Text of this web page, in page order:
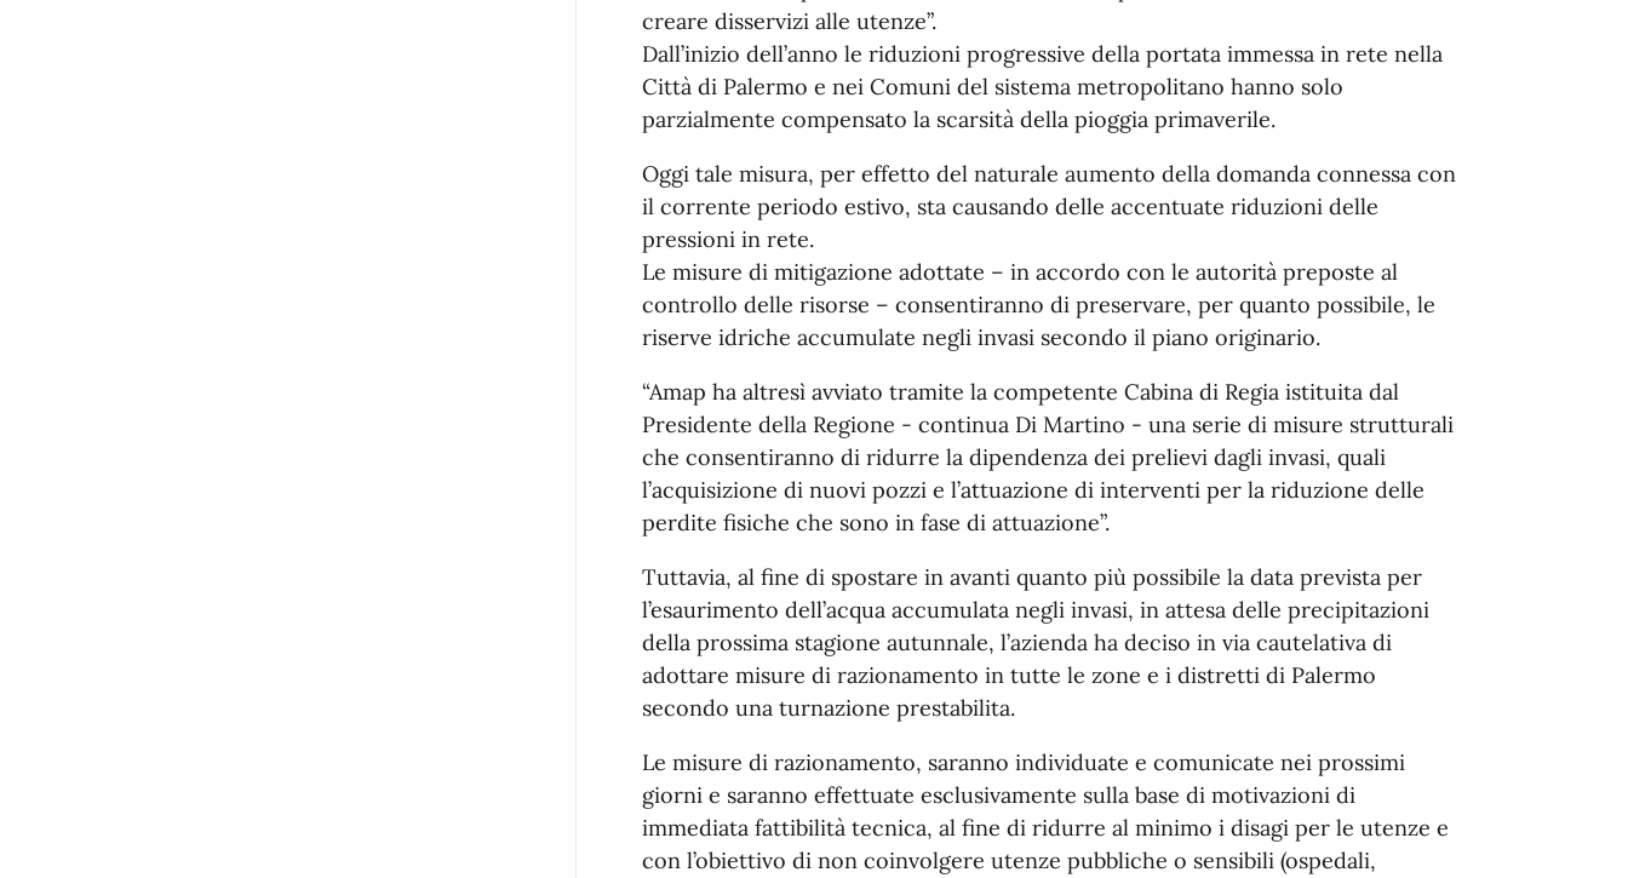
creare disservizi alle utenze”.
Dall’inizio dell’anno le riduzioni progressive della portata immessa in rete nella
Città di Palermo e nei Comuni del sistema metropolitano hanno solo
parzialmente compensato la scarsità della pioggia primaverile.
Oggi tale misura, per effetto del naturale aumento della domanda connessa con
il corrente periodo estivo, sta causando delle accentuate riduzioni delle
pressioni in rete.
Le misure di mitigazione adottate – in accordo con le autorità preposte al
controllo delle risorse – consentiranno di preservare, per quanto possibile, le
riserve idriche accumulate negli invasi secondo il piano originario.
“Amap ha altresì avviato tramite la competente Cabina di Regia istituita dal
Presidente della Regione - continua Di Martino - una serie di misure strutturali
che consentiranno di ridurre la dipendenza dei prelievi dagli invasi, quali
l’acquisizione di nuovi pozzi e l’attuazione di interventi per la riduzione delle
perdite fisiche che sono in fase di attuazione”.
Tuttavia, al fine di spostare in avanti quanto più possibile la data prevista per
l’esaurimento dell’acqua accumulata negli invasi, in attesa delle precipitazioni
della prossima stagione autunnale, l’azienda ha deciso in via cautelativa di
adottare misure di razionamento in tutte le zone e i distretti di Palermo
secondo una turnazione prestabilita.
Le misure di razionamento, saranno individuate e comunicate nei prossimi
giorni e saranno effettuate esclusivamente sulla base di motivazioni di
immediata fattibilità tecnica, al fine di ridurre al minimo i disagi per le utenze e
con l’obiettivo di non coinvolgere utenze pubbliche o sensibili (ospedali,